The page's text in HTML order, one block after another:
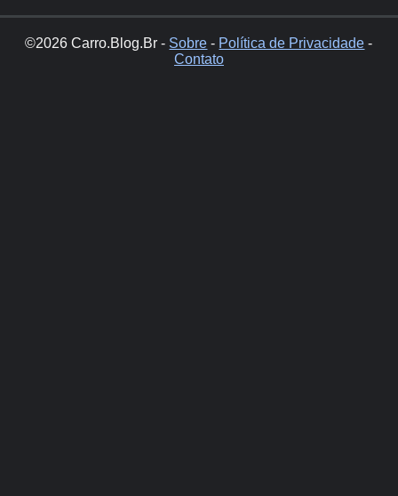
©2026 Carro.Blog.Br - Sobre - Política de Privacidade -
Contato